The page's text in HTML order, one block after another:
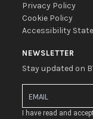
Privacy Policy
Cookie Policy
Accessibility
NEWSLETTER
Stay updated on
I have read and